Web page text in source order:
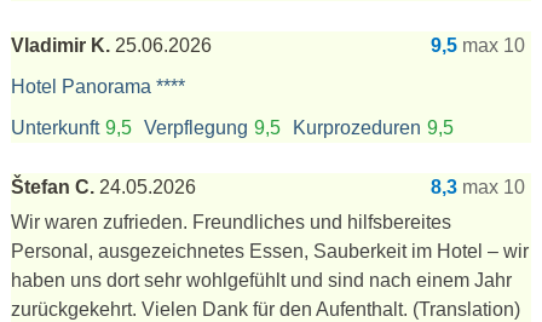
Vladimir K. 25.06.2026 9,5 max 10
Hotel Panorama ****
Unterkunft 9,5 Verpflegung 9,5 Kurprozeduren 9,5
Štefan C. 24.05.2026 8,3 max 10
Wir waren zufrieden. Freundliches und hilfsbereites
Personal, ausgezeichnetes Essen, Sauberkeit im Hotel – wir
haben uns dort sehr wohlgefühlt und sind nach einem Jahr
zurückgekehrt. Vielen Dank für den Aufenthalt. (Translation)